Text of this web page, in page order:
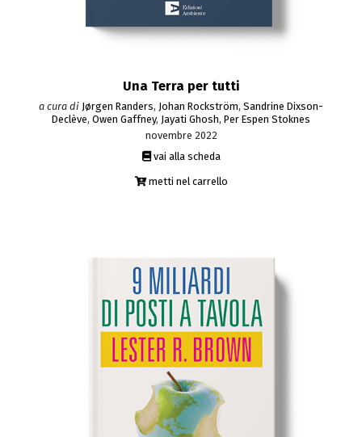
Una Terra per tutti
a cura di Jørgen Randers, Johan Rockström, Sandrine Dixson-
Declève, Owen Gaffney, Jayati Ghosh, Per Espen Stoknes
novembre 2022
vai alla scheda
metti nel carrello